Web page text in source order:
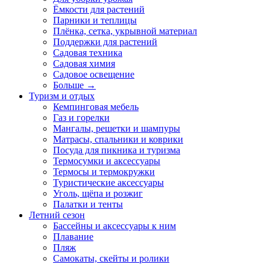
Ёмкости для растений
Парники и теплицы
Плёнка, сетка, укрывной материал
Поддержки для растений
Садовая техника
Садовая химия
Садовое освещение
Больше →
Туризм и отдых
Кемпинговая мебель
Газ и горелки
Мангалы, решетки и шампуры
Матрасы, cпальники и коврики
Посуда для пикника и туризма
Термосумки и аксессуары
Термосы и термокружки
Туристические аксессуары
Уголь, щёпа и розжиг
Палатки и тенты
Летний сезон
Бассейны и аксессуары к ним
Плавание
Пляж
Самокаты, скейты и ролики